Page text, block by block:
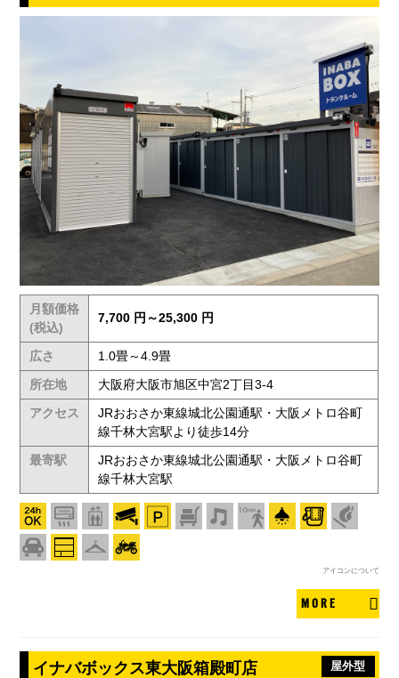
月額価格
(税込)
7,700 円～25,300 円
広さ
1.0畳～4.9畳
所在地
大阪府大阪市旭区中宮2丁目3-4
アクセス
JRおおさか東線城北公園通駅・大阪メトロ谷町
線千林大宮駅より徒歩14分
最寄駅
JRおおさか東線城北公園通駅・大阪メトロ谷町
線千林大宮駅
アイコンについて
MORE
イナバボックス東大阪箱殿町店 屋外型